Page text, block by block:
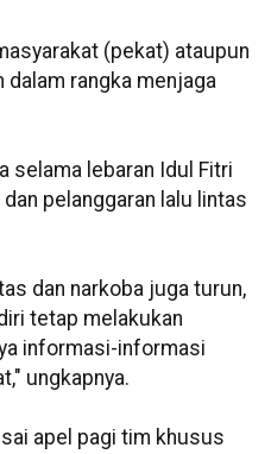
(pekat) ataupun
dalam rangka menjaga
selama lebaran Idul Fitri
pelanggaran lalu lintas
dan narkoba juga turun,
tetap melakukan
informasi-informasi
ungkapnya.
apel pagi tim khusus